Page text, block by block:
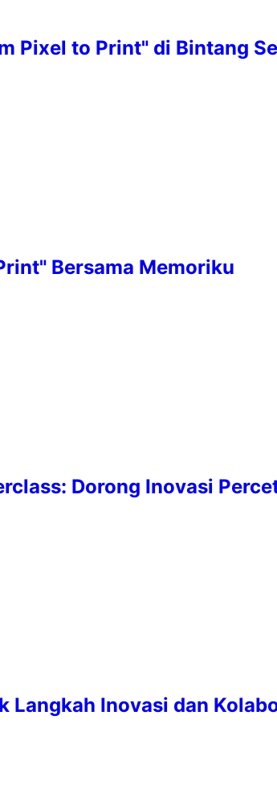
Pixel to Print" di Bintang
Bersama Memoriku
Dorong Inovasi
Langkah Inovasi dan